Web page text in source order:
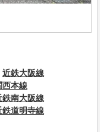
近鉄大阪線
西本線
鉄南大阪線
鉄道明寺線